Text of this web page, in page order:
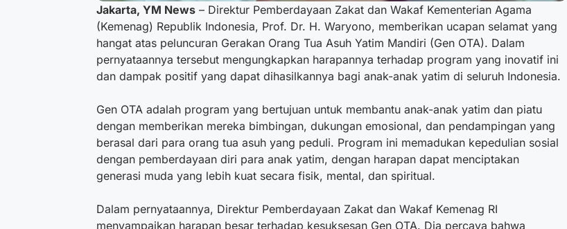
Jakarta, YM News – Direktur Pemberdayaan Zakat dan Wakaf Kementerian Agama
(Kemenag) Republik Indonesia, Prof. Dr. H. Waryono, memberikan ucapan selamat yang
hangat atas peluncuran Gerakan Orang Tua Asuh Yatim Mandiri (Gen OTA). Dalam
pernyataannya tersebut mengungkapkan harapannya terhadap program yang inovatif ini
dan dampak positif yang dapat dihasilkannya bagi anak-anak yatim di seluruh Indonesia.
Gen OTA adalah program yang bertujuan untuk membantu anak-anak yatim dan piatu
dengan memberikan mereka bimbingan, dukungan emosional, dan pendampingan yang
berasal dari para orang tua asuh yang peduli. Program ini memadukan kepedulian sosial
dengan pemberdayaan diri para anak yatim, dengan harapan dapat menciptakan
generasi muda yang lebih kuat secara fisik, mental, dan spiritual.
Dalam pernyataannya, Direktur Pemberdayaan Zakat dan Wakaf Kemenag RI
menyampaikan harapan besar terhadap kesuksesan Gen OTA. Dia percaya bahwa